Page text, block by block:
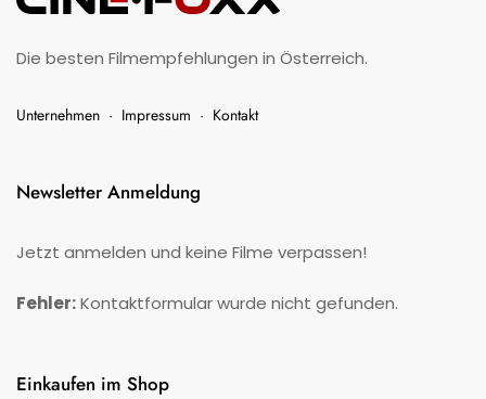
Die besten Filmempfehlungen in Österreich.
Unternehmen · Impressum · Kontakt
Newsletter Anmeldung
Jetzt anmelden und keine Filme verpassen!
Fehler:Kontaktformular wurde nicht gefunden.
Einkaufen im Shop